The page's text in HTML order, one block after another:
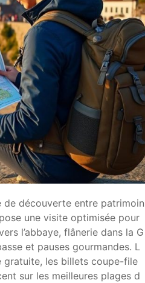
de découverte entre patrimoin
une visite optimisée pour
l’abbaye, flânerie dans la G
et pauses gourmandes. L
gratuite, les billets coupe-file
sur les meilleures plages d